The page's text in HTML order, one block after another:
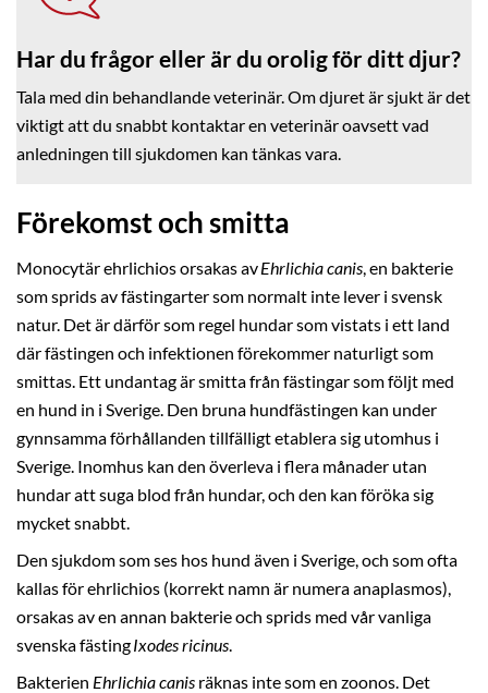
Har du frågor eller är du orolig för ditt djur?
Tala med din behandlande veterinär. Om djuret är sjukt är det
viktigt att du snabbt kontaktar en veterinär oavsett vad
anledningen till sjukdomen kan tänkas vara.
Förekomst och smitta
Monocytär ehrlichios orsakas avEhrlichia canis, en bakterie
som sprids av fästingarter som normalt inte lever i svensk
natur. Det är därför som regel hundar som vistats i ett land
där fästingen och infektionen förekommer naturligt som
smittas. Ett undantag är smitta från fästingar som följt med
en hund in i Sverige. Den bruna hundfästingen kan under
gynnsamma förhållanden tillfälligt etablera sig utomhus i
Sverige. Inomhus kan den överleva i flera månader utan
hundar att suga blod från hundar, och den kan föröka sig
mycket snabbt.
Den sjukdom som ses hos hund även i Sverige, och som ofta
kallas för ehrlichios (korrekt namn är numera anaplasmos),
orsakas av en annan bakterie och sprids med vår vanliga
svenska fästingIxodes ricinus.
Bakterien Ehrlichia canis räknas inte som en zoonos. Det